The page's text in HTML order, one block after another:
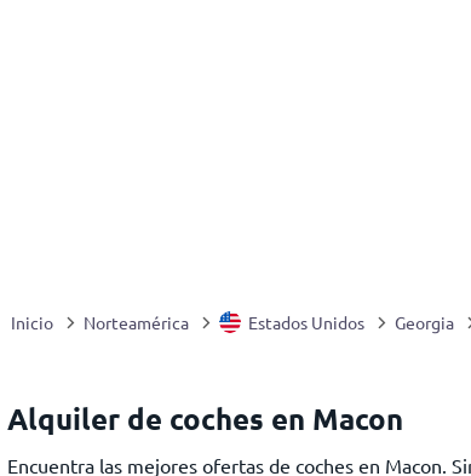
Inicio Norteamérica Estados Unidos Georgia
Alquiler de coches en Macon
Encuentra las mejores ofertas de coches en Macon.